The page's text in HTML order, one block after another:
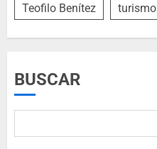
Teofilo Benítez turismo
BUSCAR